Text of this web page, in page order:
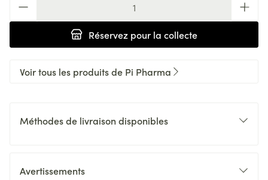
Réservez pour la collecte
Voir tous les produits de Pi Pharma
Méthodes de livraison disponibles
Avertissements